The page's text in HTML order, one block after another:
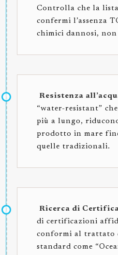
Controlla che la
confermi l’assenza
chimici dannosi,
Resistenza
“water-resistant”
più a lungo,
prodotto in mare
quelle tradizionali.
Ricerca di
di certificazioni
conformi al trattato
standard come